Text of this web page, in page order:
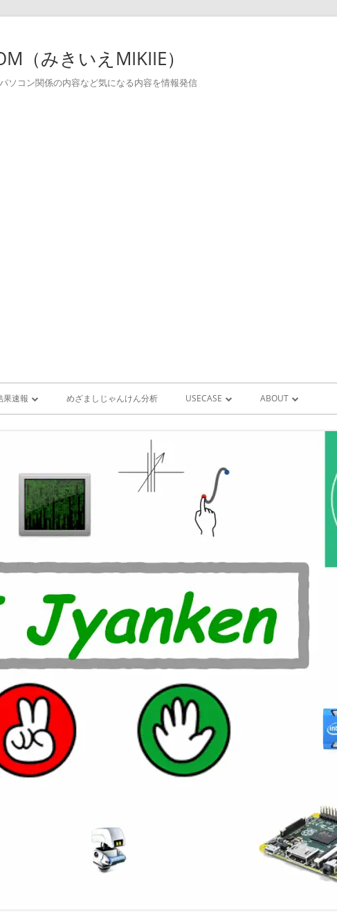
（みきいえMIKIIE）
ソコン関係の内容など気になる内容を情報発信
果速報 めざましじゃんけん分析 USECASE
雨が降り出す前に通知①GOOGLE HOME
スピーカーとライン通知
GOOGLE HOME音声コマンドで、パソコ
GOOGLE HOME音声コマンドで、パソコ
ンを起動する
室温上昇（30℃）でLINE通知
室温上昇でパソコンシャットダウンと
LINE通知
電車遅延情報をGOOGLE HOME
NOTIFIERでアナウンス
他の部屋に連絡-BY-GOOGLE-HOME-
NOTIFIER
雨が降り出す前に通知②ピンポイント雨予
NATUREREMOAPIで蓄積する室温・湿
ABOUT